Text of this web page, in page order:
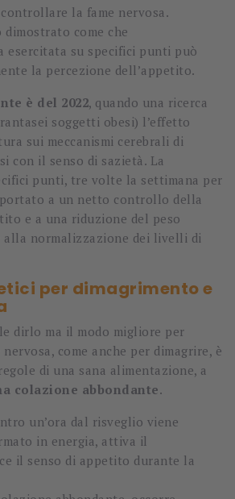
la fame nervosa.
come che
esercitata su specifici punti può
la percezione dell’appetito.
è del 2022, quando una ricerca
soggetti obesi) l’effetto
sui meccanismi cerebrali di
con il senso di sazietà. La
punti, tre volte la settimana per
a un netto controllo della
e a una riduzione del peso
alla normalizzazione dei livelli di
per dimagrimento e
dirlo ma il modo migliore per
come anche per dimagrire, è
di una sana alimentazione, a
colazione abbondante.
un’ora dal risveglio viene
in energia, attiva il
il senso di appetito durante la